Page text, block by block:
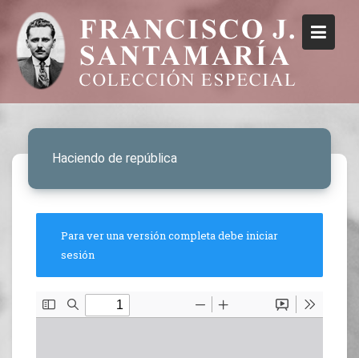
Haciendo de república
Para ver una versión completa debe iniciar
sesión